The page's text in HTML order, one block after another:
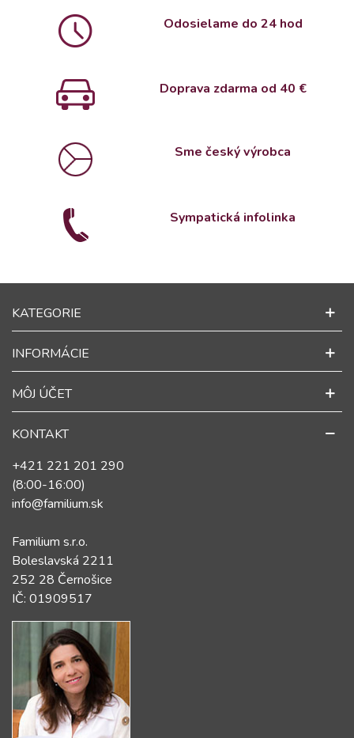
Odosielame do 24 hod
Doprava zdarma od 40 €
Sme český výrobca
Sympatická infolinka
KATEGORIE
INFORMÁCIE
MÔJ ÚČET
KONTAKT
+421 221 201 290
(8:00-16:00)
info@familium.sk
Familium s.r.o.
Boleslavská 2211
252 28 Černošice
IČ: 01909517